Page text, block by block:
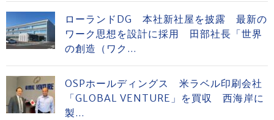
ローランドDG 本社新社屋を披露 最新の
ワーク思想を設計に採用 田部社長「世界
の創造（ワク...
OSPホールディングス 米ラベル印刷会社
「GLOBAL VENTURE」を買収 西海岸に
製...